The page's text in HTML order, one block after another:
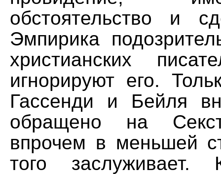
обстоятельство и
Эмпирика
христианских
игнорируют его.
Гассенди и Бейля
обращено на
впрочем в меньшей
того